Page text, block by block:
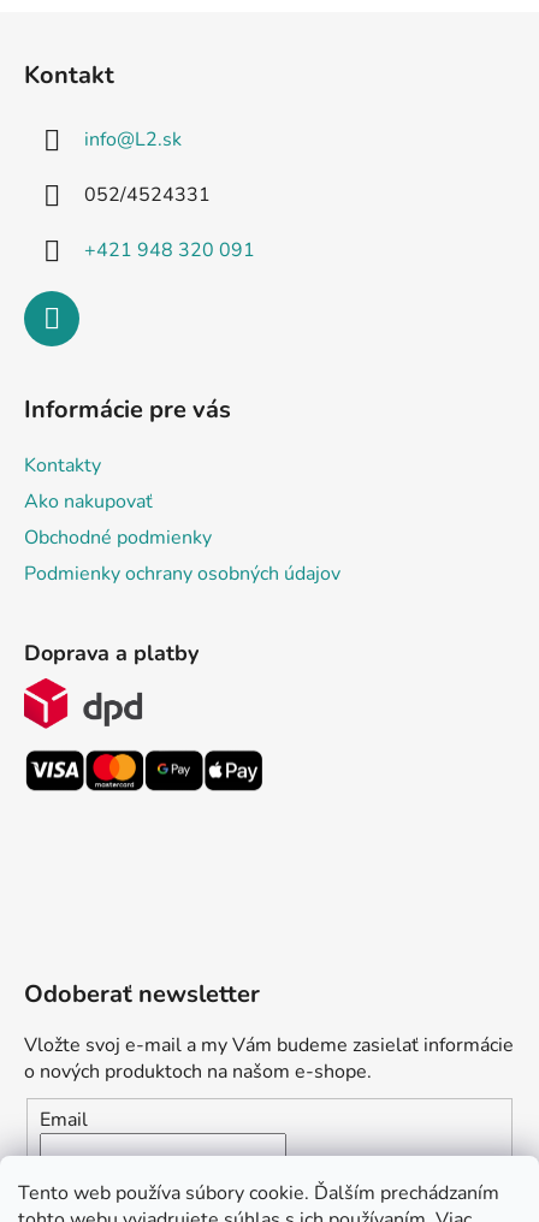
Tento web používa súbory cookie. Ďalším prechádzaním
Kontakt
info@L2.sk
052/4524331
+421 948 320 091
Informácie pre vás
Kontakty
Ako nakupovať
Obchodné podmienky
Podmienky ochrany osobných údajov
Doprava a platby
Odoberať newsletter
Vložte svoj e-mail a my Vám budeme zasielať informácie
o nových produktoch na našom e-shope.
Email
Vložením e-mailu súhlasíte s
podmienkami ochrany
osobných údajov